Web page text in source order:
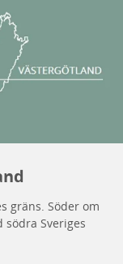
gräns. Söder om
Sveriges